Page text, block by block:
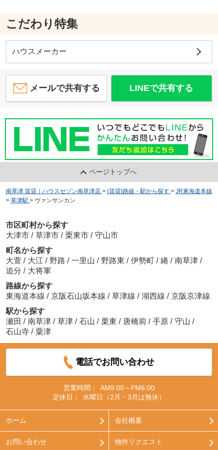
こだわり特集
ハウスメーカー
メールで共有する LINEで共有する
ページトップへ
南草津 賃貸｜ハウスセゾン南草津店 > (賃貸)路線・駅から探す > JR東海道本線
> 草津駅 > ヴァンサンカン
市区町村から探す
大津市 / 草津市 / 栗東市 / 守山市
町名から探す
大萱 / 大江 / 野路 / 一里山 / 野路東 / 伊勢町 / 綣 / 南草津 /
追分 / 大将軍
路線から探す
東海道本線 / 京阪石山坂本線 / 草津線 / 湖西線 / 京阪京津線
駅から探す
瀬田 / 南草津 / 草津 / 石山 / 栗東 / 唐橋前 / 手原 / 守山 /
石山寺 / 粟津
電話でお問い合わせ
営業時間：
AM9:00～PM6:00
定休日：
水曜日（2月・3月は無休）
ホーム 会社概要
お問い合わせ 物件リクエスト